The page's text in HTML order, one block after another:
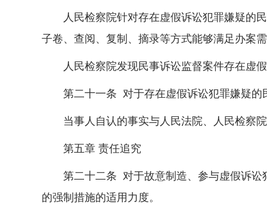
人民检察院针对存在虚假诉讼犯罪嫌疑的民
子卷、查阅、复制、摘录等方式能够满足办案
人民检察院发现民事诉讼监督案件存在虚假
第二十一条 对于存在虚假诉讼犯罪嫌疑的
当事人自认的事实与人民法院、人民检察院
第五章 责任追究
第二十二条 对于故意制造、参与虚假诉讼
的强制措施的适用力度。